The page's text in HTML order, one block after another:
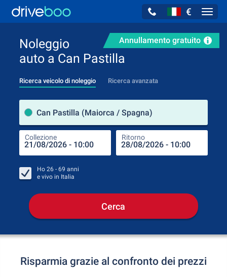
€
Annullamento gratuito
Noleggio
auto a Can Pastilla
Ricerca veicolo di noleggio Ricerca avanzata
Can Pastilla (Maiorca / Spagna)
Collezione Ritorno
Ho 26 - 69 anni
e vivo in Italia
Cerca
Risparmia grazie al confronto dei prezzi